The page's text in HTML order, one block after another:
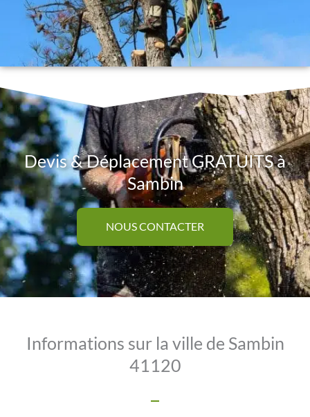
Devis & Déplacement GRATUITS à
Sambin
NOUS CONTACTER
Informations sur la ville de Sambin
41120